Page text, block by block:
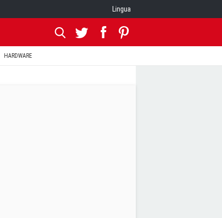
Lingua
HARDWARE